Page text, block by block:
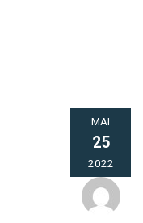
MAI
25
2022